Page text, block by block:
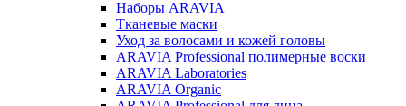
Наборы ARAVIA
Тканевые маски
Уход за волосами и кожей головы
ARAVIA Professional полимерные воски
ARAVIA Laboratories
ARAVIA Organic